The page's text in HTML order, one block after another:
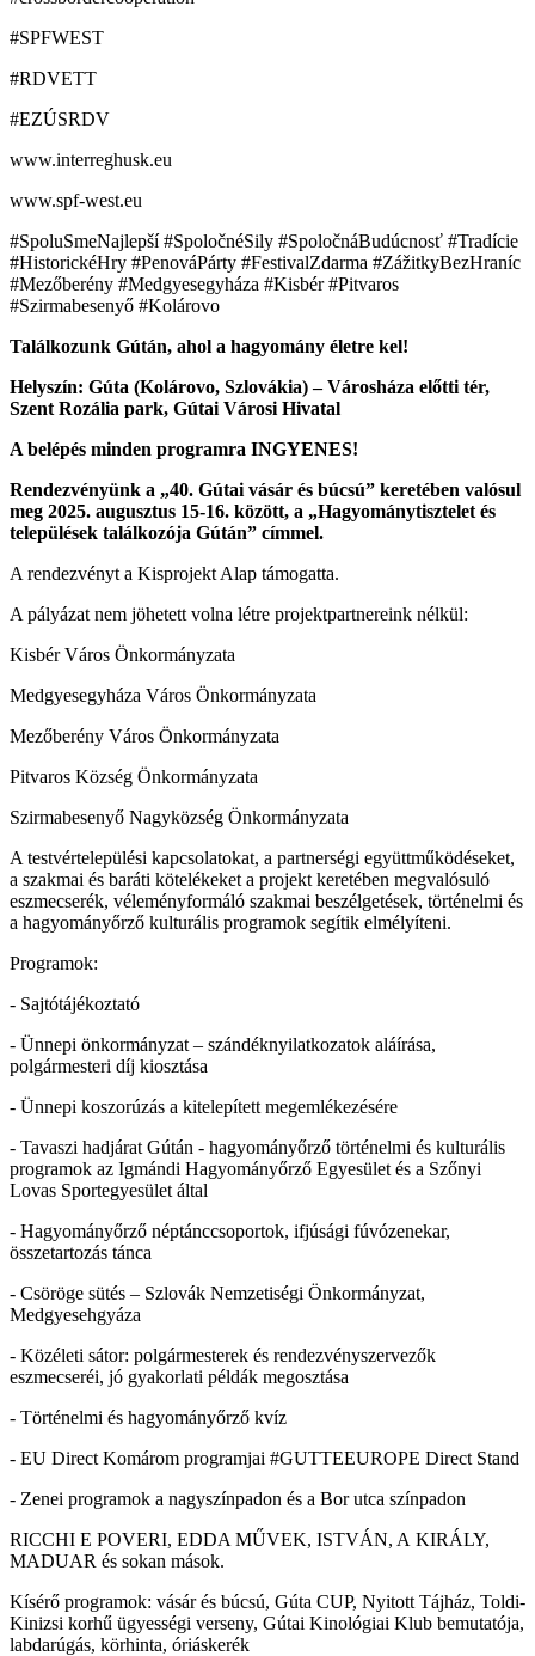
#SPFWEST
#RDVETT
#EZÚSRDV
www.interreghusk.eu
www.spf-west.eu
#SpoluSmeNajlepší #SpoločnéSily #SpoločnáBudúcnosť #Tradície
#HistorickéHry #PenováPárty #FestivalZdarma #ZážitkyBezHraníc
#Mezőberény #Medgyesegyháza #Kisbér #Pitvaros
#Szirmabesenyő #Kolárovo
Találkozunk Gútán, ahol a hagyomány életre kel!
Helyszín: Gúta (Kolárovo, Szlovákia) – Városháza előtti tér,
Szent Rozália park, Gútai Városi Hivatal
A belépés minden programra INGYENES!
Rendezvényünk a „40. Gútai vásár és búcsú” keretében valósul
meg 2025. augusztus 15-16. között, a „Hagyománytisztelet és
települések találkozója Gútán” címmel.
A rendezvényt a Kisprojekt Alap támogatta.
A pályázat nem jöhetett volna létre projektpartnereink nélkül:
Kisbér Város Önkormányzata
Medgyesegyháza Város Önkormányzata
Mezőberény Város Önkormányzata
Pitvaros Község Önkormányzata
Szirmabesenyő Nagyközség Önkormányzata
A testvértelepülési kapcsolatokat, a partnerségi együttműködéseket,
a szakmai és baráti kötelékeket a projekt keretében megvalósuló
eszmecserék, véleményformáló szakmai beszélgetések, történelmi és
a hagyományőrző kulturális programok segítik elmélyíteni.
Programok:
- Sajtótájékoztató
- Ünnepi önkormányzat – szándéknyilatkozatok aláírása,
polgármesteri díj kiosztása
- Ünnepi koszorúzás a kitelepített megemlékezésére
- Tavaszi hadjárat Gútán - hagyományőrző történelmi és kulturális
programok az Igmándi Hagyományőrző Egyesület és a Szőnyi
Lovas Sportegyesület által
- Hagyományőrző néptánccsoportok, ifjúsági fúvózenekar,
összetartozás tánca
- Csöröge sütés – Szlovák Nemzetiségi Önkormányzat,
Medgyesehgyáza
- Közéleti sátor: polgármesterek és rendezvényszervezők
eszmecseréi, jó gyakorlati példák megosztása
- Történelmi és hagyományőrző kvíz
- EU Direct Komárom programjai #GUTTEEUROPE Direct Stand
- Zenei programok a nagyszínpadon és a Bor utca színpadon
RICCHI E POVERI, EDDA MŰVEK, ISTVÁN, A KIRÁLY,
MADUAR és sokan mások.
Kísérő programok: vásár és búcsú, Gúta CUP, Nyitott Tájház, Toldi-
Kinizsi korhű ügyességi verseny, Gútai Kinológiai Klub bemutatója,
labdarúgás, körhinta, óriáskerék